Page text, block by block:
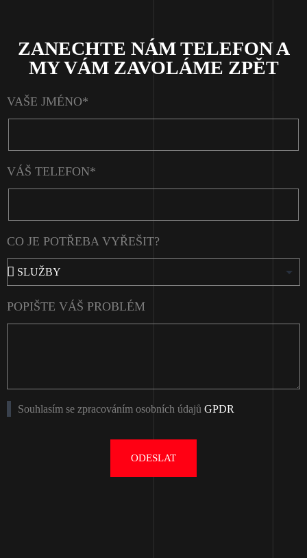
ZANECHTE NÁM TELEFON A
MY VÁM ZAVOLÁME ZPĚT
VAŠE JMÉNO*
VÁŠ TELEFON*
CO JE POTŘEBA VYŘEŠIT?
POPIŠTE VÁŠ PROBLÉM
Souhlasím se zpracováním osobních údajů GPDR
ODESLAT